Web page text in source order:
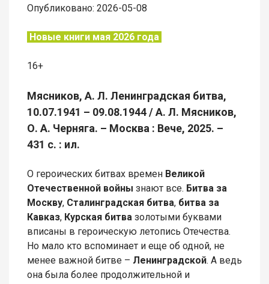
Опубликовано: 2026-05-08
Новые книги мая 2026 года
16+
Мясников, А. Л. Ленинградская битва,
10.07.1941 – 09.08.1944 / А. Л. Мясников,
О. А. Черняга. – Москва : Вече, 2025. –
431 с. : ил.
О героических битвах времен Великой
Отечественной войны знают все. Битва за
Москву, Сталинградская битва, битва за
Кавказ, Курская битва золотыми буквами
вписаны в героическую летопись Отечества.
Но мало кто вспоминает и еще об одной, не
менее важной битве – Ленинградской. А ведь
она была более продолжительной и